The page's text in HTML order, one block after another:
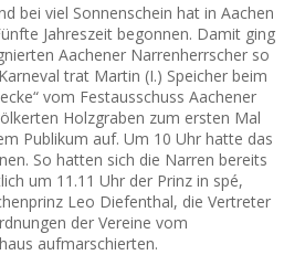
bei viel Sonnenschein hat in Aachen
Jahreszeit begonnen. Damit ging
Aachener Narrenherrscher so
trat Martin (I.) Speicher beim
vom Festausschuss Aachener
Holzgraben zum ersten Mal
Publikum auf. Um 10 Uhr hatte das
So hatten sich die Narren bereits
um 11.11 Uhr der Prinz in spé,
Leo Diefenthal, die Vertreter
der Vereine vom
aufmarschierten.